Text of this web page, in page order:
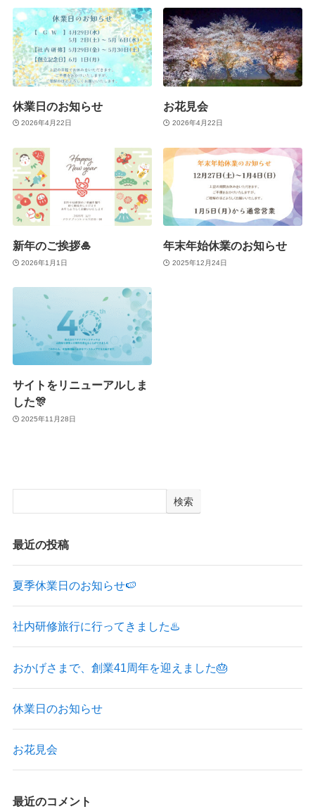
休業日のお知らせ
2026年4月22日
お花見会
2026年4月22日
新年のご挨拶🎍
2026年1月1日
年末年始休業のお知らせ
2025年12月24日
サイトをリニューアルしま
した🎊
2025年11月28日
検索
最近の投稿
夏季休業日のお知らせ🍉
社内研修旅行に行ってきました♨️
おかげさまで、創業41周年を迎えました🎂
休業日のお知らせ
お花見会
最近のコメント